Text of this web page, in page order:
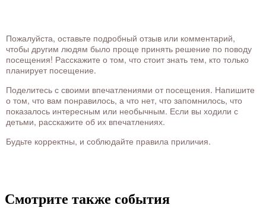
Пожалуйста, оставьте подробный отзыв или комментарий,
чтобы другим людям было проще принять решение по поводу
посещения! Расскажите о том, что стоит знать тем, кто только
планирует посещение.
Поделитесь с своими впечатлениями от посещения. Напишите
о том, что вам понравилось, а что нет, что запомнилось, что
показалось интересным или необычным. Если вы ходили с
детьми, расскажите об их впечатлениях.
Будьте корректны, и соблюдайте правила приличия.
Смотрите также события